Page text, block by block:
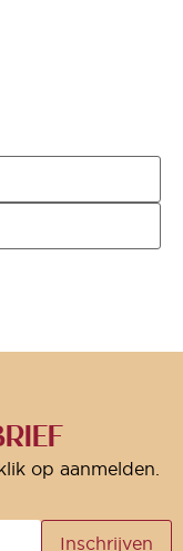
op aanmelden.